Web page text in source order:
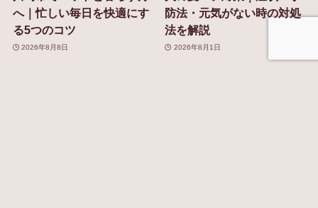
へ｜忙しい毎日を快適にす
る5つのコツ
2026年8月8日
防法・元気がない時の対処
法を解説
2026年8月1日